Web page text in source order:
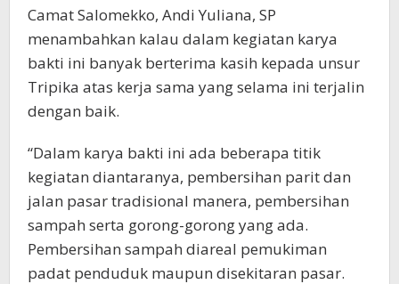
Camat Salomekko, Andi Yuliana, SP
menambahkan kalau dalam kegiatan karya
bakti ini banyak berterima kasih kepada unsur
Tripika atas kerja sama yang selama ini terjalin
dengan baik.
“Dalam karya bakti ini ada beberapa titik
kegiatan diantaranya, pembersihan parit dan
jalan pasar tradisional manera, pembersihan
sampah serta gorong-gorong yang ada.
Pembersihan sampah diareal pemukiman
padat penduduk maupun disekitaran pasar.